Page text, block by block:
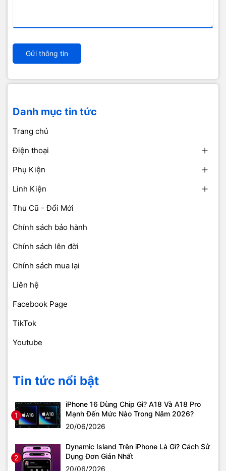
Gửi thông tin
Danh mục tin tức
Trang chủ
Điện thoại
Phụ Kiện
Linh Kiện
Thu Cũ - Đổi Mới
Chính sách bảo hành
Chính sách lên đời
Chính sách mua lại
Liên hệ
Facebook Page
TikTok
Youtube
Tin tức nổi bật
1
iPhone 16 Dùng Chip Gì? A18 Và A18 Pro
Mạnh Đến Mức Nào Trong Năm 2026?
20/06/2026
2
Dynamic Island Trên iPhone Là Gì? Cách Sử
Dụng Đơn Giản Nhất
20/06/2026